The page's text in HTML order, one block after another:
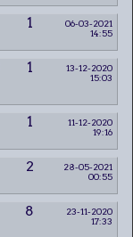
1
06-03-2021
14:55
1
13-12-2020
15:03
1
11-12-2020
19:16
2
28-05-2021
00:55
8
23-11-2020
17:33